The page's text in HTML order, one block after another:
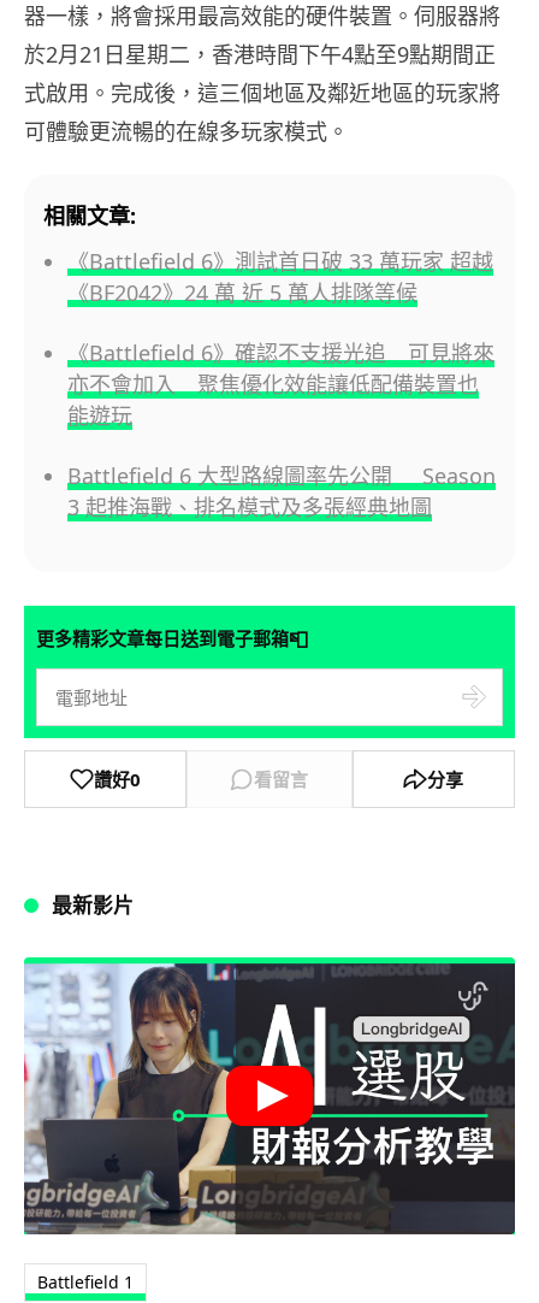
器一樣，將會採用最高效能的硬件裝置。伺服器將
於2月21日星期二，香港時間下午4點至9點期間正
式啟用。完成後，這三個地區及鄰近地區的玩家將
可體驗更流暢的在線多玩家模式。
相關文章:
《Battlefield 6》測試首日破 33 萬玩家 超越
《BF2042》24 萬 近 5 萬人排隊等候
《Battlefield 6》確認不支援光追 可見將來
亦不會加入 聚焦優化效能讓低配備裝置也
能遊玩
Battlefield 6 大型路線圖率先公開 Season
3 起推海戰、排名模式及多張經典地圖
更多精彩文章每日送到電子郵箱📮
讚好0 看留言 分享
最新影片
Battlefield 1